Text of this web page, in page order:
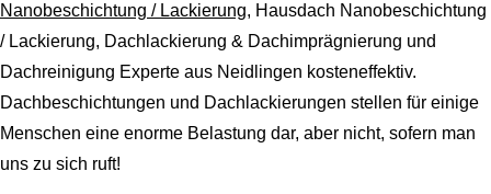
Nanobeschichtung / Lackierung, Hausdach Nanobeschichtung
/ Lackierung, Dachlackierung & Dachimprägnierung und
Dachreinigung Experte aus Neidlingen kosteneffektiv.
Dachbeschichtungen und Dachlackierungen stellen für einige
Menschen eine enorme Belastung dar, aber nicht, sofern man
uns zu sich ruft!